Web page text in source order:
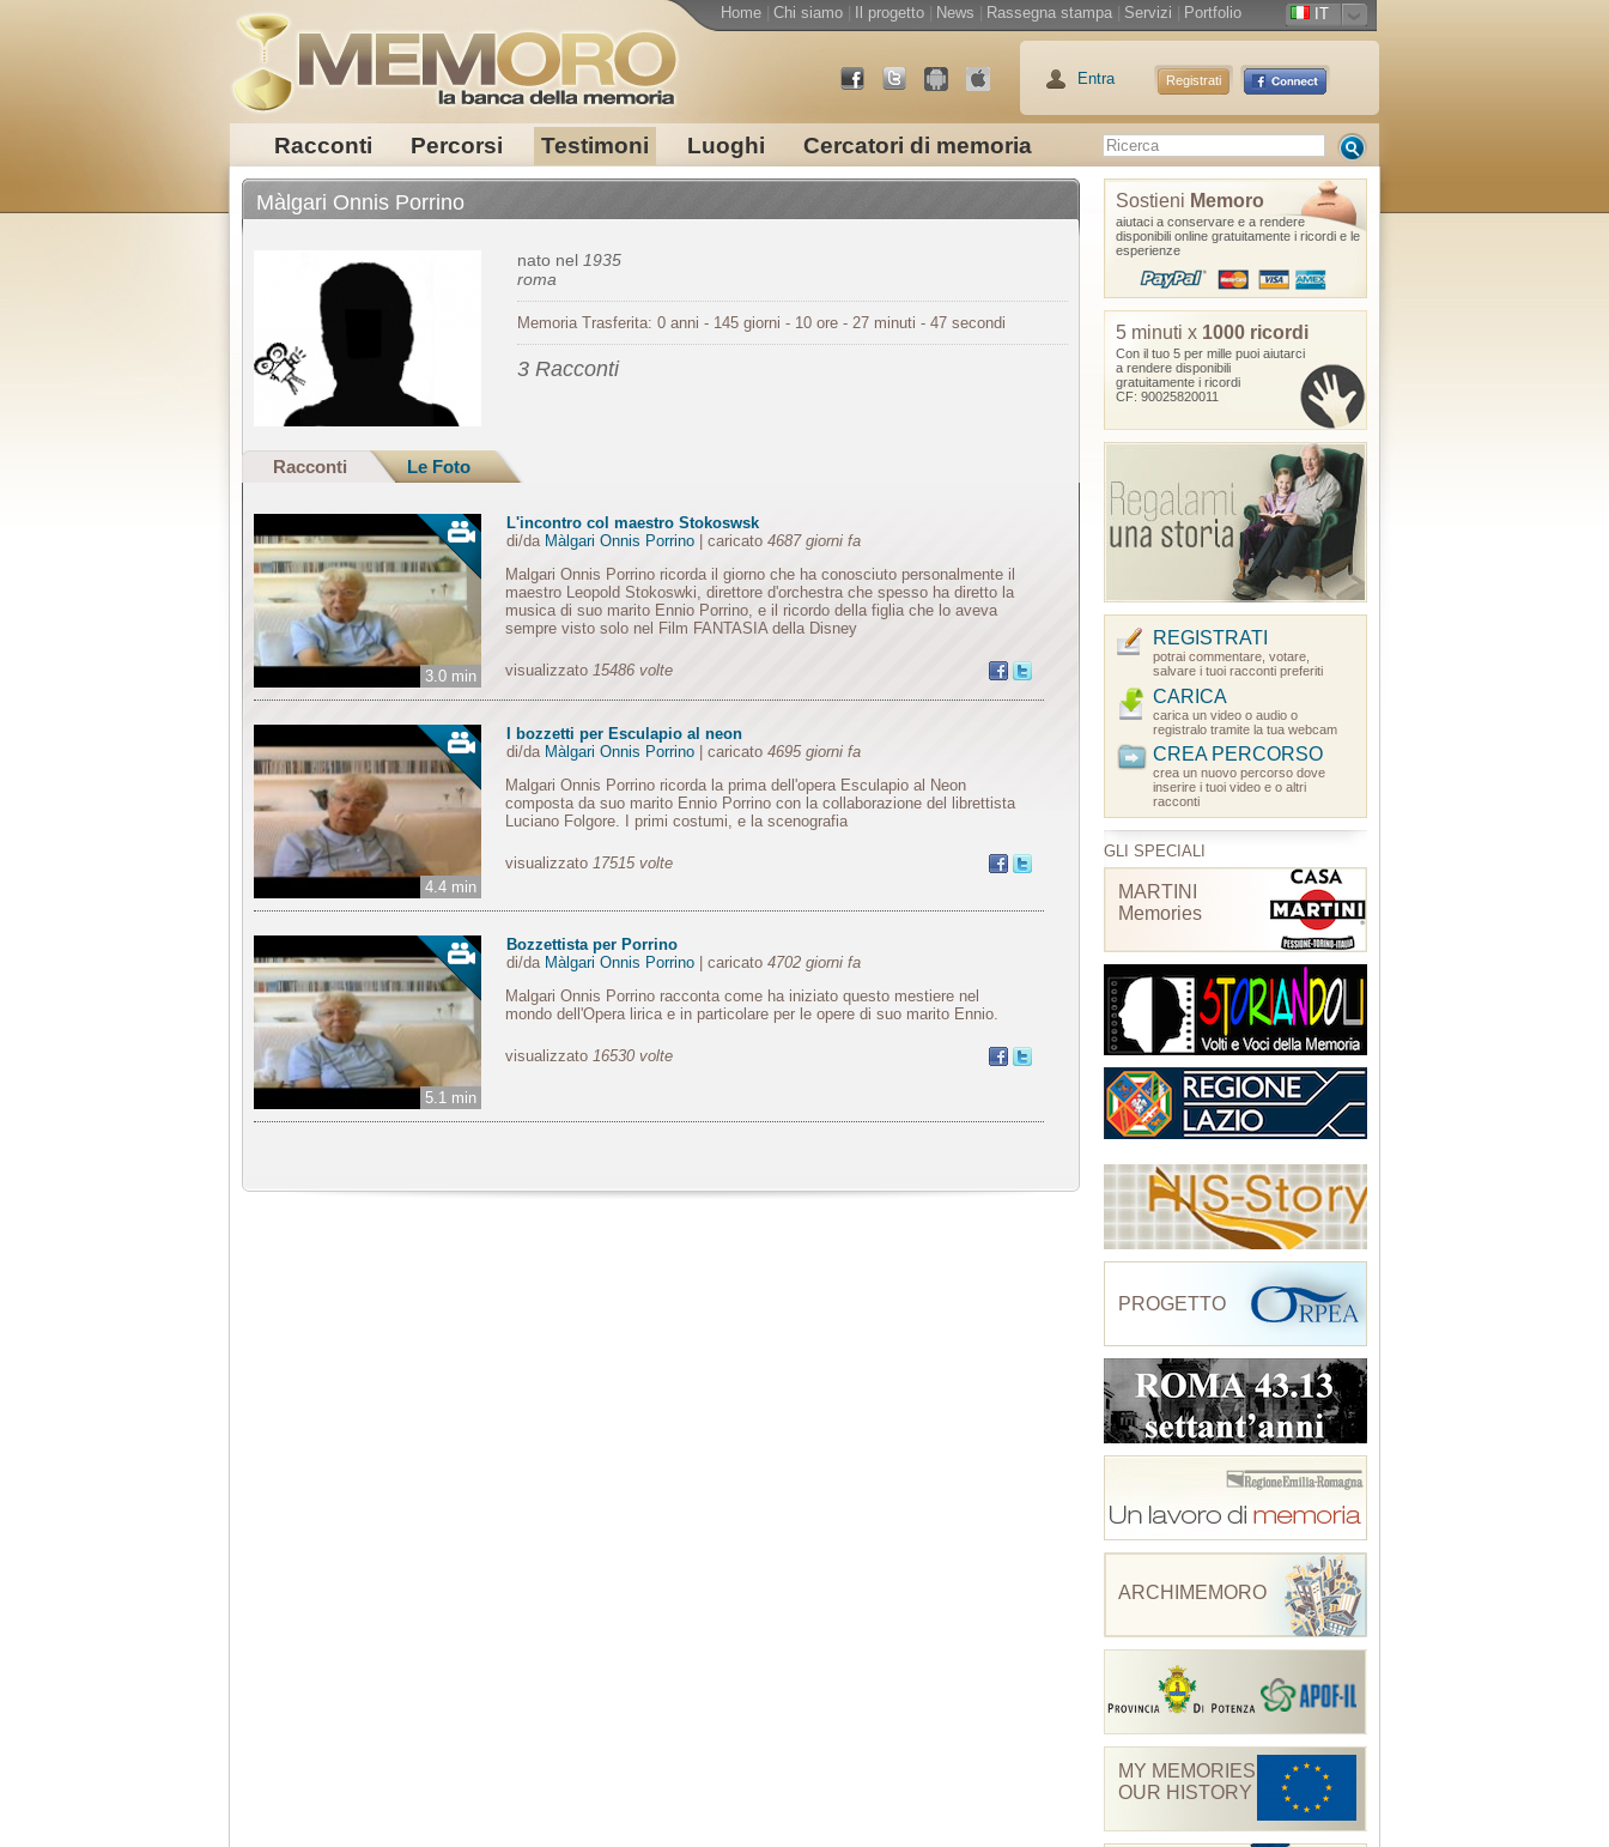
Racconti Percorsi Testimoni Luoghi Cercatori di memoria
Home Chi siamo Il progetto News Rassegna stampa Servizi Portfolio IT
Entra Registrati
Màlgari Onnis Porrino
nato nel 1935
roma
Memoria Trasferita: 0 anni - 145 giorni - 10 ore - 27 minuti - 47 secondi
3 Racconti
Racconti Le Foto
3.0 min
L'incontro col maestro Stokoswsk
di/da Màlgari Onnis Porrino| caricato 4687 giorni fa
Malgari Onnis Porrino ricorda il giorno che ha conosciuto personalmente il
maestro Leopold Stokoswki, direttore d'orchestra che spesso ha diretto la
musica di suo marito Ennio Porrino, e il ricordo della figlia che lo aveva
sempre visto solo nel Film FANTASIA della Disney
visualizzato 15486 volte
4.4 min
I bozzetti per Esculapio al neon
di/da Màlgari Onnis Porrino| caricato 4695 giorni fa
Malgari Onnis Porrino ricorda la prima dell'opera Esculapio al Neon
composta da suo marito Ennio Porrino con la collaborazione del librettista
Luciano Folgore. I primi costumi, e la scenografia
visualizzato 17515 volte
5.1 min
Bozzettista per Porrino
di/da Màlgari Onnis Porrino| caricato 4702 giorni fa
Malgari Onnis Porrino racconta come ha iniziato questo mestiere nel
mondo dell'Opera lirica e in particolare per le opere di suo marito Ennio.
visualizzato 16530 volte
Sostieni Memoro
aiutaci a conservare e a rendere
disponibili online gratuitamente i ricordi e le
esperienze
5 minuti x 1000 ricordi
Con il tuo 5 per mille puoi aiutarci
a rendere disponibili
gratuitamente i ricordi
CF: 90025820011
REGISTRATI
potrai commentare, votare,
salvare i tuoi racconti preferiti
CARICA
carica un video o audio o
registralo tramite la tua webcam
CREA PERCORSO
crea un nuovo percorso dove
inserire i tuoi video e o altri
racconti
GLI SPECIALI
MARTINI
Memories
PROGETTO
ARCHIMEMORO
MY MEMORIES
OUR HISTORY